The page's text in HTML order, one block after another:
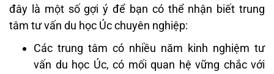
đây là một số gợi ý để bạn có thể nhận biết trung
tâm tư vấn du học Úc chuyên nghiệp:
Các trung tâm có nhiều năm kinh nghiệm tư
vấn du học Úc, có mối quan hệ vững chắc với